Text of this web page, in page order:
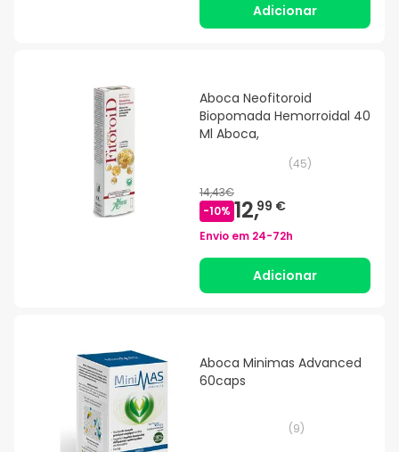
Adicionar
Aboca Neofitoroid
Biopomada Hemorroidal 40
Ml Aboca,
(45)
14,43€
-10% 12,99 €
Envio em 24-72h
Adicionar
Aboca Minimas Advanced
60caps
(9)